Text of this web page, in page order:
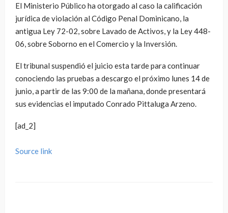
El Ministerio Público ha otorgado al caso la calificación
jurídica de violación al Código Penal Dominicano, la
antigua Ley 72-02, sobre Lavado de Activos, y la Ley 448-
06, sobre Soborno en el Comercio y la Inversión.
El tribunal suspendió el juicio esta tarde para continuar
conociendo las pruebas a descargo el próximo lunes 14 de
junio, a partir de las 9:00 de la mañana, donde presentará
sus evidencias el imputado Conrado Pittaluga Arzeno.
[ad_2]
Source link